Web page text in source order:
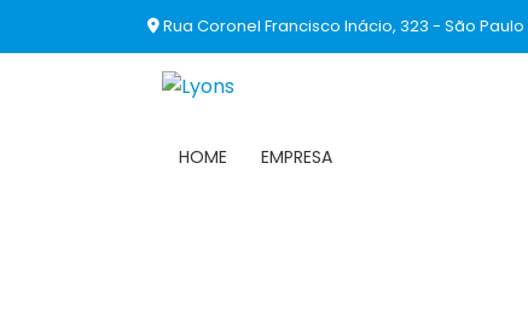
Rua Coronel Francisco Inácio, 323 - São Paulo
HOME EMPRESA